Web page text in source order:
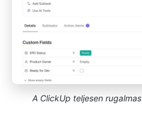
A ClickUp teljesen rugalmas